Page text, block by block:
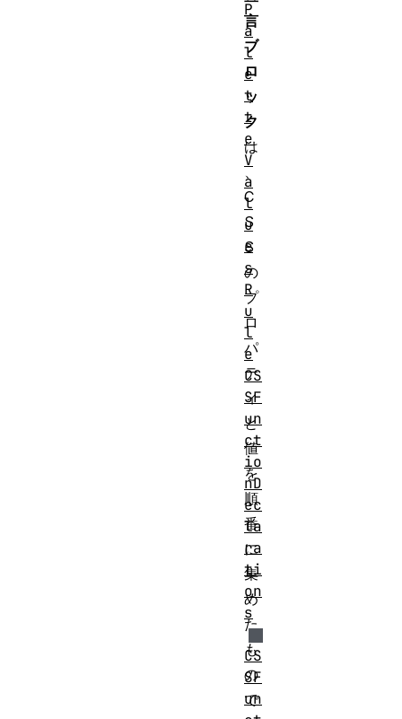
言
ブ
ロ
ッ
ク
は
、
C
S
S
の
プ
ロ
パ
テ
ィ
と
値
を
順
番
に
集
め
た
も
の
で
P
a
l
e
t
t
e
V
a
l
u
e
s
R
u
l
e
CS
SF
un
ct
io
nD
ec
la
ra
ti
on
s
CS
SF
un